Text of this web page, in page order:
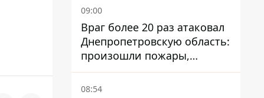
09:00
Враг более 20 раз атаковал
Днепропетровскую область:
произошли пожары,
повреждены дома,
инфраструктура и авто
08:54